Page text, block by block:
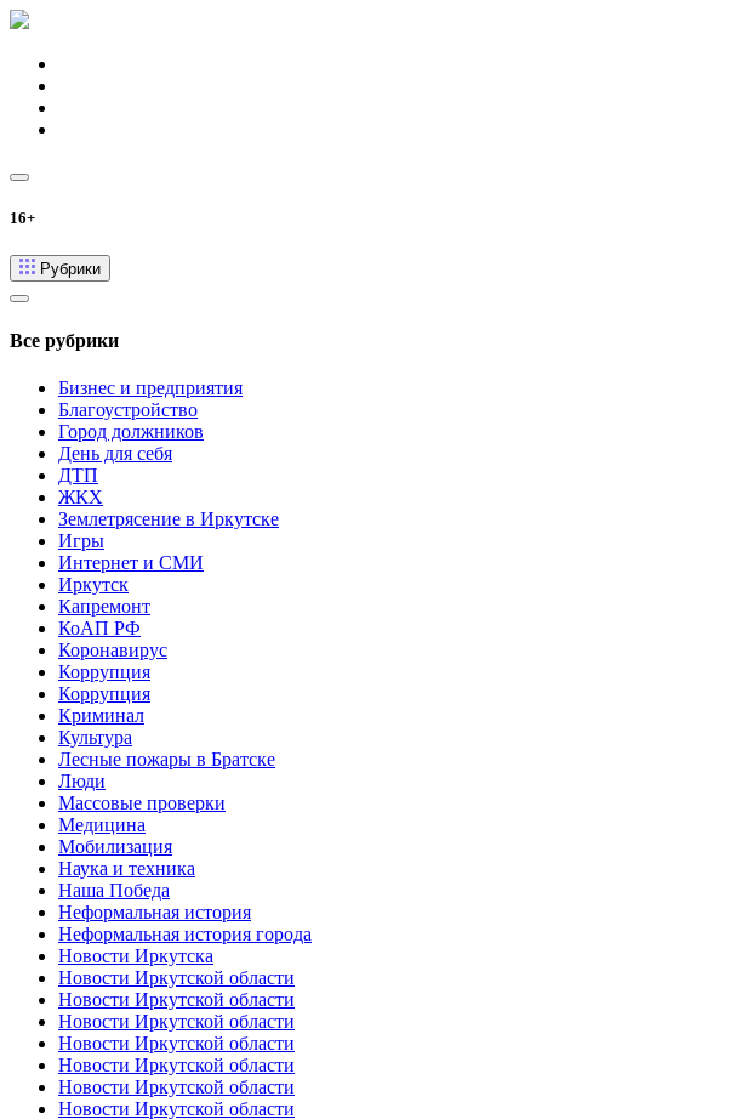
16+
Рубрики
Все рубрики
Бизнес и предприятия
Благоустройство
Город должников
День для себя
ДТП
ЖКХ
Землетрясение в Иркутске
Игры
Интернет и СМИ
Иркутск
Капремонт
КоАП РФ
Коронавирус
Коррупция
Коррупция
Криминал
Культура
Лесные пожары в Братске
Люди
Массовые проверки
Медицина
Мобилизация
Наука и техника
Наша Победа
Неформальная история
Неформальная история города
Новости Иркутска
Новости Иркутской области
Новости Иркутской области
Новости Иркутской области
Новости Иркутской области
Новости Иркутской области
Новости Иркутской области
Новости Иркутской области